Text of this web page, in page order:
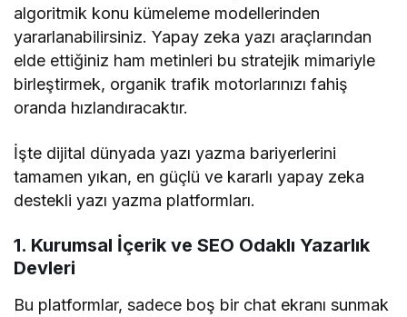
algoritmik konu kümeleme modellerinden
yararlanabilirsiniz. Yapay zeka yazı araçlarından
elde ettiğiniz ham metinleri bu stratejik mimariyle
birleştirmek, organik trafik motorlarınızı fahiş
oranda hızlandıracaktır.
İşte dijital dünyada yazı yazma bariyerlerini
tamamen yıkan, en güçlü ve kararlı yapay zeka
destekli yazı yazma platformları.
1. Kurumsal İçerik ve SEO Odaklı Yazarlık
Devleri
Bu platformlar, sadece boş bir chat ekranı sunmak